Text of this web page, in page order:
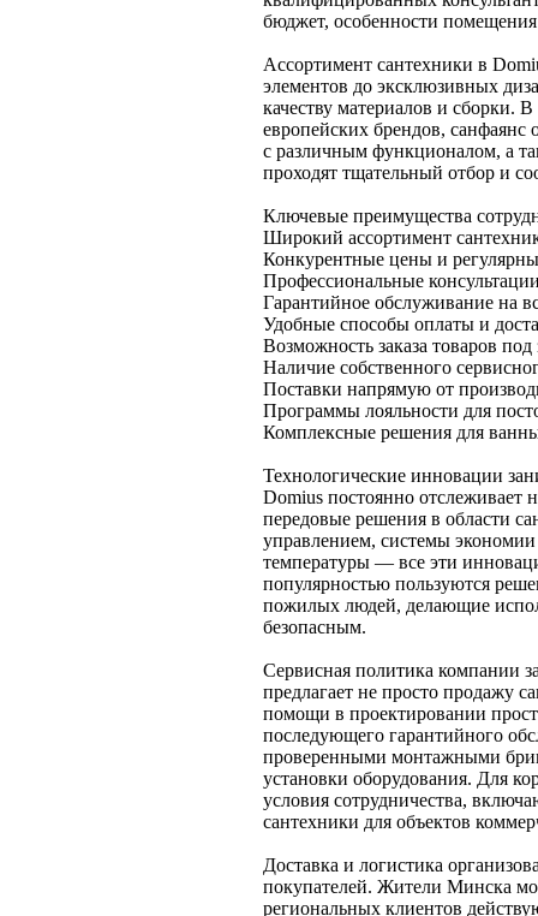
бюджет, особенности
Ассортимент сантехники в
элементов до эксклюзивных
качеству материалов и сборки.
европейских брендов,
с различным функционалом, а
проходят тщательный отбор и
Ключевые преимущества
Широкий ассортимент
Конкурентные цены и
Профессиональные
Гарантийное обслуживание на
Удобные способы оплаты и
Возможность заказа товаров под
Наличие собственного
Поставки напрямую от
Программы лояльности для
Комплексные решения для
Технологические инновации
Domius постоянно
передовые решения в области
управлением, системы
температуры — все эти
популярностью пользуются
пожилых людей, делающие
безопасным.
Сервисная политика компании
предлагает не просто продажу
помощи в проектировании
последующего гарантийного
проверенными монтажными
установки оборудования. Для
условия сотрудничества,
сантехники для объектов
Доставка и логистика
покупателей. Жители Минска
региональных клиентов